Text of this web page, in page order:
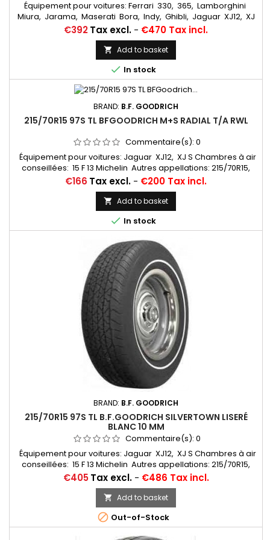
Équipement pour voitures: Ferrari 330, 365, Lamborghini
Miura, Jarama, Maserati Bora, Indy, Ghibli, Jaguar XJ12, XJ
S Chambres à air conseillées: 15 F 13 Michelin Autres
appellations: 215/70R15, 215/70SR15, 215/70-15, 215/70x15,
215/70/15, 215/70ZR15, 215/70*15, 215/70/15, 215/70 VR 15, 215/70
R 15
Price
€392Tax excl. - €470 Tax incl.
 Add to basket
 In stock
BRAND: B.F. GOODRICH
215/70R15 97S TL BFGOODRICH M+S RADIAL T/A RWL
Commentaire(s): 0
Équipement pour voitures: Jaguar XJ12, XJ S Chambres à air
conseillées: 15 F 13 Michelin Autres appellations: 215/70R15,
215/70VR15, 215/70-15, 215/70x15, 215/70/15, 215/70ZR15,
215/70*15, 215/70/15, 215/70 VR 15, 215/70 R 15
Price
€166 Tax excl. - €200 Tax incl.
 Add to basket
 In stock
BRAND: B.F. GOODRICH
215/70R15 97S TL B.F.GOODRICH SILVERTOWN LISERÉ
BLANC 10 MM
Commentaire(s): 0
Équipement pour voitures: Jaguar XJ12, XJ S Chambres à air
conseillées: 15 F 13 Michelin Autres appellations: 215/70R15,
215/70VR15, 215/70-15, 215/70x15, 215/70/15, 215/70ZR15,
215/70*15, 215/70/15, 215/70 VR 15, 215/70 R 15
Price
€405 Tax excl.- €486 Tax incl.
 Add to basket
 Out-of-Stock